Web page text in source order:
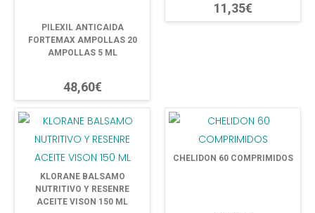
PILEXIL ANTICAIDA
FORTEMAX AMPOLLAS 20
AMPOLLAS 5 ML
48,60€
11,35€
KLORANE BALSAMO
NUTRITIVO Y RESENRE
ACEITE VISON 150 ML
CHELIDON 60 COMPRIMIDOS